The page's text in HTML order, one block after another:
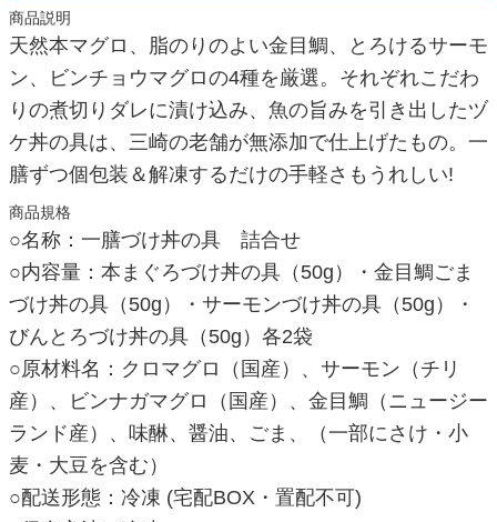
商品説明
天然本マグロ、脂のりのよい金目鯛、とろけるサーモ
ン、ビンチョウマグロの4種を厳選。それぞれこだわ
りの煮切りダレに漬け込み、魚の旨みを引き出したヅ
ケ丼の具は、三崎の老舗が無添加で仕上げたもの。一
膳ずつ個包装＆解凍するだけの手軽さもうれしい!
商品規格
○名称：一膳づけ丼の具 詰合せ
○内容量：本まぐろづけ丼の具（50g）・金目鯛ごま
づけ丼の具（50g）・サーモンづけ丼の具（50g）・
びんとろづけ丼の具（50g）各2袋
○原材料名：クロマグロ（国産）、サーモン（チリ
産）、ビンナガマグロ（国産）、金目鯛（ニュージー
ランド産）、味醂、醤油、ごま、（一部にさけ・小
麦・大豆を含む）
○配送形態：冷凍 (宅配BOX・置配不可)